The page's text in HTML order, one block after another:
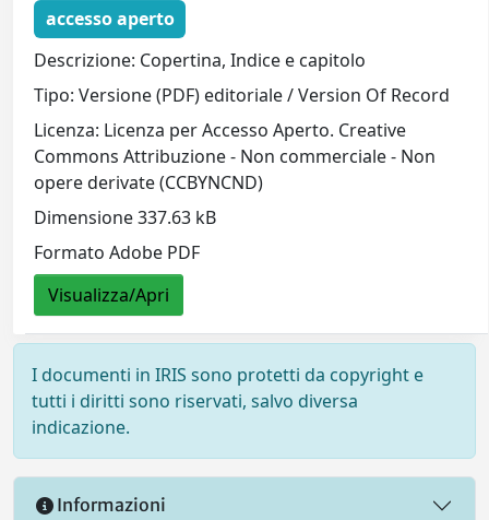
accesso aperto
Descrizione: Copertina, Indice e capitolo
Tipo: Versione (PDF) editoriale / Version Of Record
Licenza: Licenza per Accesso Aperto. Creative
Commons Attribuzione - Non commerciale - Non
opere derivate (CCBYNCND)
Dimensione 337.63 kB
Formato Adobe PDF
Visualizza/Apri
I documenti in IRIS sono protetti da copyright e
tutti i diritti sono riservati, salvo diversa
indicazione.
Informazioni